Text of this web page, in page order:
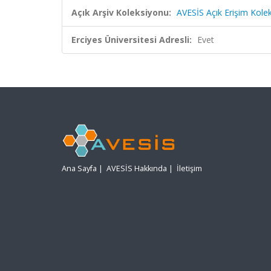
Açık Arşiv Koleksiyonu: AVESİS Açık Erişim
Erciyes Üniversitesi Adresli: Evet
Ana Sayfa | AVESİS Hakkında | İletişim